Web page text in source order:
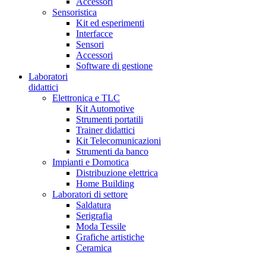
Sensoristica
Kit ed esperimenti
Interfacce
Sensori
Accessori
Software di gestione
Laboratori
didattici
Elettronica e TLC
Kit Automotive
Strumenti portatili
Trainer didattici
Kit Telecomunicazioni
Strumenti da banco
Impianti e Domotica
Distribuzione elettrica
Home Building
Laboratori di settore
Saldatura
Serigrafia
Moda Tessile
Grafiche artistiche
Ceramica